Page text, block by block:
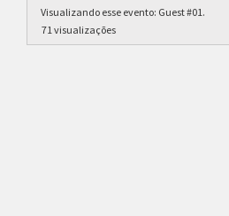
Visualizando esse evento: Guest #01.
71 visualizações